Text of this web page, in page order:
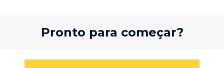
Pronto para começar?